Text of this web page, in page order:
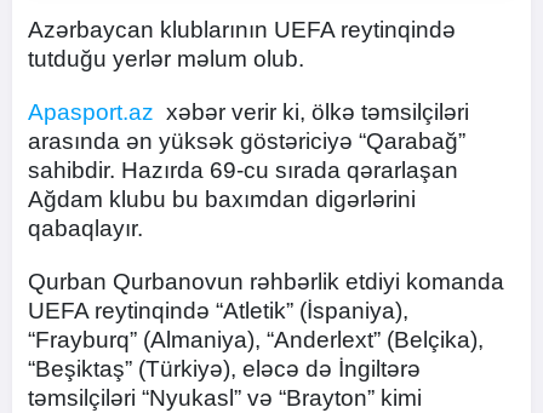
Azərbaycan klublarının UEFA reytinqində
tutduğu yerlər məlum olub.
Apasport.az xəbər verir ki, ölkə təmsilçiləri
arasında ən yüksək göstəriciyə “Qarabağ”
sahibdir. Hazırda 69-cu sırada qərarlaşan
Ağdam klubu bu baxımdan digərlərini
qabaqlayır.
Qurban Qurbanovun rəhbərlik etdiyi komanda
UEFA reytinqində “Atletik” (İspaniya),
“Frayburq” (Almaniya), “Anderlext” (Belçika),
“Beşiktaş” (Türkiyə), eləcə də İngiltərə
təmsilçiləri “Nyukasl” və “Brayton” kimi